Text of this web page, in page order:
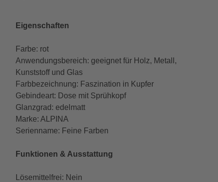
Eigenschaften
Farbe: rot
Anwendungsbereich: geeignet für Holz, Metall,
Kunststoff und Glas
Farbbezeichnung: Faszination in Kupfer
Gebindeart: Dose mit Sprühkopf
Glanzgrad: edelmatt
Marke: ALPINA
Serienname: Feine Farben
Funktionen & Ausstattung
Lösemittelfrei: Nein